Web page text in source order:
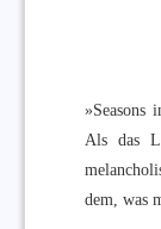
»Seasons
Als das
dem, was